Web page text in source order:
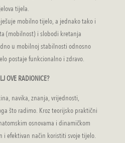
tijela.
mobilno tijelo, a jednako tako i
(mobilnost) i slobodi kretanja
u mobilnoj stabilnosti odnosno
postaje funkcionalno i zdravo.
OVE RADIONICE?
navika, znanja, vrijednosti,
što radimo. Kroz teorijsko praktični
osnovama i dinamičkom
i efektivan način koristiti svoje tijelo.